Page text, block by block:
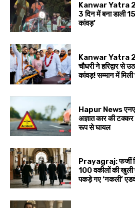
Kanwar Yatra
3 दिन में बना डाली
कांवड़’
Kanwar Yatra
चौधरी ने हरिद्वार से
कांवड़! सम्मान में
Hapur News
अज्ञात कार की टक्कर
रूप से घायल
Prayagraj: फर्जी
100 वकीलों की
पकड़े गए ‘नकली’